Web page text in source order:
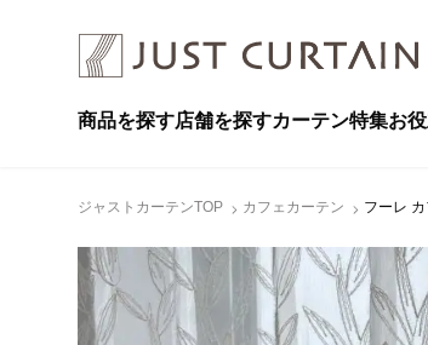
商品を探す店舗を探すカーテン特集お
ジャストカーテンTOP カフェカーテン フーレ